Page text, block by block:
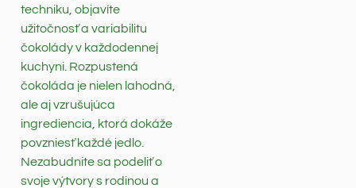
techniku, objavíte
užitočnosť a variabilitu
čokolády v každodennej
kuchyni. Rozpustená
čokoláda je nielen lahodná,
ale aj vzrušujúca
ingrediencia, ktorá dokáže
povzniesť každé jedlo.
Nezabudnite sa podeliť o
svoje výtvory s rodinou a